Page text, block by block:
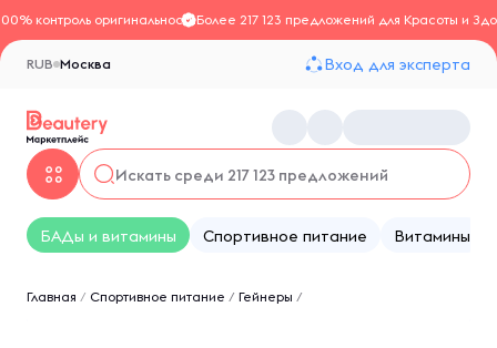
контроль оригинальностиБолее 217 123 предложений для Красоты и
Москва
RUB Вход для эксперта
БАДы и витамины Спортивное питание Витамины
Главная / Спортивное питание / Гейнеры /